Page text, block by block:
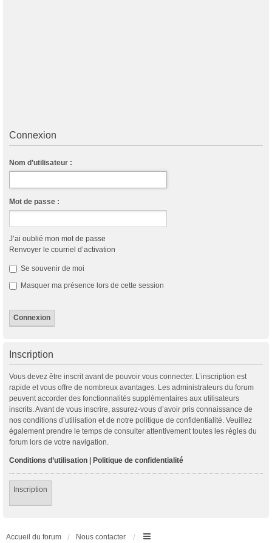
Connexion
Nom d’utilisateur :
Mot de passe :
J’ai oublié mon mot de passe
Renvoyer le courriel d’activation
Se souvenir de moi
Masquer ma présence lors de cette session
Inscription
Vous devez être inscrit avant de pouvoir vous connecter. L’inscription est
rapide et vous offre de nombreux avantages. Les administrateurs du forum
peuvent accorder des fonctionnalités supplémentaires aux utilisateurs
inscrits. Avant de vous inscrire, assurez-vous d’avoir pris connaissance de
nos conditions d’utilisation et de notre politique de confidentialité. Veuillez
également prendre le temps de consulter attentivement toutes les règles du
forum lors de votre navigation.
Conditions d’utilisation | Politique de confidentialité
Inscription
Accueil du forum Nous contacter